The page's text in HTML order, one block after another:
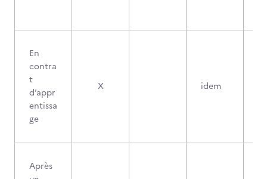
En
contra
t
d’appr
entissa
ge
X idem
Après